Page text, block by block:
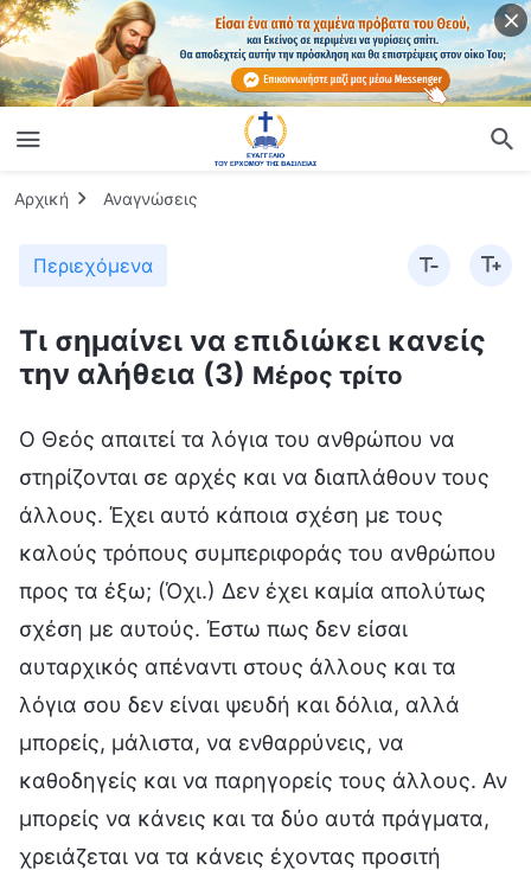
Αρχική Αναγνώσεις
Περιεχόμενα
Τι σημαίνει να επιδιώκει κανείς
την αλήθεια (3) Μέρος τρίτο
Ο Θεός απαιτεί τα λόγια του ανθρώπου να
στηρίζονται σε αρχές και να διαπλάθουν τους
άλλους. Έχει αυτό κάποια σχέση με τους
καλούς τρόπους συμπεριφοράς του ανθρώπου
προς τα έξω; (Όχι.) Δεν έχει καμία απολύτως
σχέση με αυτούς. Έστω πως δεν είσαι
αυταρχικός απέναντι στους άλλους και τα
λόγια σου δεν είναι ψευδή και δόλια, αλλά
μπορείς, μάλιστα, να ενθαρρύνεις, να
καθοδηγείς και να παρηγορείς τους άλλους. Αν
μπορείς να κάνεις και τα δύο αυτά πράγματα,
χρειάζεται να τα κάνεις έχοντας προσιτή